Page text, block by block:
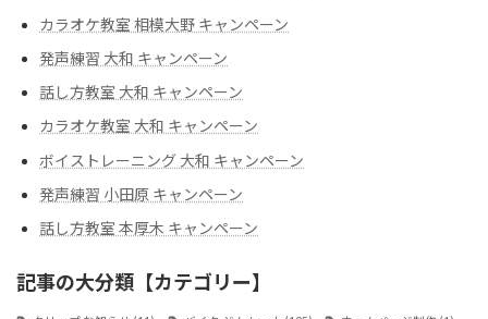
カラオケ教室 相模大野 キャンペーン
発声練習 大和 キャンペーン
話し方教室 大和 キャンペーン
カラオケ教室 大和 キャンペーン
ボイストレーニング 大和 キャンペーン
発声練習 小田原 キャンペーン
話し方教室 本厚木 キャンペーン
記事の大分類【カテゴリー】